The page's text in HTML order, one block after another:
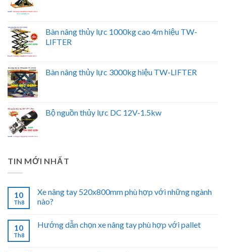
Bàn nâng thủy lực 1000kg cao 4m hiệu TW-
LIFTER
Bàn nâng thủy lực 3000kg hiệu TW-LIFTER
Bộ nguồn thủy lực DC 12V-1.5kw
TIN MỚI NHẤT
10
Th8
Xe nâng tay 520x800mm phù hợp với những ngành
nào?
10
Th8
Hướng dẫn chọn xe nâng tay phù hợp với pallet